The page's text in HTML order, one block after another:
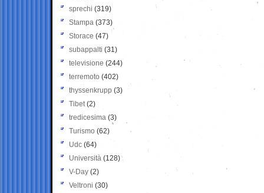
sprechi (319)
Stampa (373)
Storace (47)
subappalti (31)
televisione(244)
terremoto (402)
thyssenkrupp (3)
Tibet(2)
tredicesima (3)
Turismo (62)
Udc (64)
Università (128)
V-Day (2)
Veltroni (30)